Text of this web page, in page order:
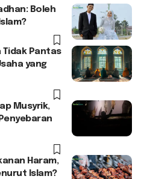
Boleh
Tidak Pantas
yang
Musyrik,
Haram,
Islam?